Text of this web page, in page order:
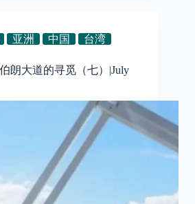
亚洲 中国 台湾
朗大道的寻觅（七）|July